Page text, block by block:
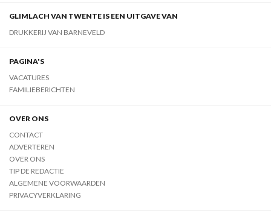
GLIMLACH VAN TWENTE IS EEN UITGAVE VAN
DRUKKERIJ VAN BARNEVELD
PAGINA'S
VACATURES
FAMILIEBERICHTEN
OVER ONS
CONTACT
ADVERTEREN
OVER ONS
TIP DE REDACTIE
ALGEMENE VOORWAARDEN
PRIVACYVERKLARING